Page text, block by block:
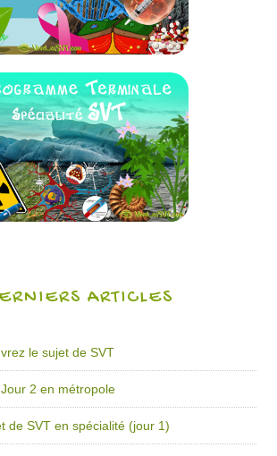
ARTICLES
le sujet de SVT
2 en métropole
de SVT en spécialité (jour 1)